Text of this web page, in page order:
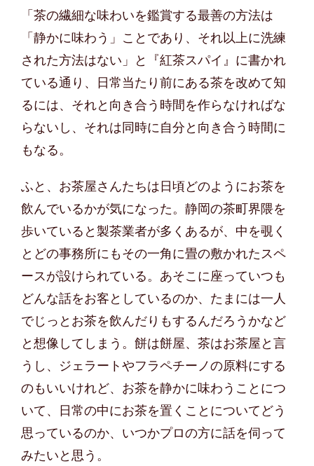
「茶の繊細な味わいを鑑賞する最善の方法は
「静かに味わう」ことであり、それ以上に洗練
された方法はない」と『紅茶スパイ』に書かれ
ている通り、日常当たり前にある茶を改めて知
るには、それと向き合う時間を作らなければな
らないし、それは同時に自分と向き合う時間に
もなる。
ふと、お茶屋さんたちは日頃どのようにお茶を
飲んでいるかが気になった。静岡の茶町界隈を
歩いていると製茶業者が多くあるが、中を覗く
とどの事務所にもその一角に畳の敷かれたスペ
ースが設けられている。あそこに座っていつも
どんな話をお客としているのか、たまには一人
でじっとお茶を飲んだりもするんだろうかなど
と想像してしまう。餅は餅屋、茶はお茶屋と言
うし、ジェラートやフラペチーノの原料にする
のもいいけれど、お茶を静かに味わうことにつ
いて、日常の中にお茶を置くことについてどう
思っているのか、いつかプロの方に話を伺って
みたいと思う。